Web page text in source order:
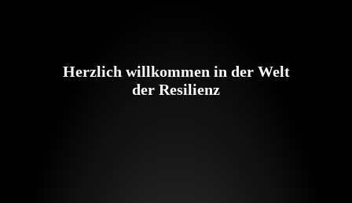
Herzlich willkommen in der Welt
der Resilienz